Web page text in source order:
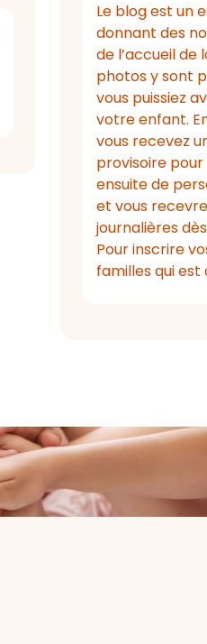
Le blog est un
donnant des
de l’accueil de
photos y sont
vous puissiez
votre enfant.
vous recevez
provisoire
ensuite de
et vous
journalières
Pour inscrire
familles qui